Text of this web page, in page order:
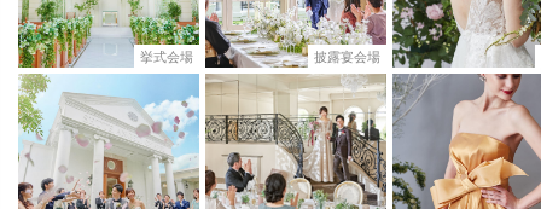
挙式会場 披露宴会場